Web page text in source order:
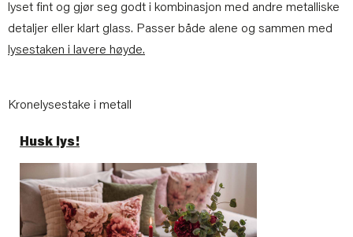
lyset fint og gjør seg godt i kombinasjon med andre metalliske
detaljer eller klart glass. Passer både alene og sammen med
lysestaken i lavere høyde.
Kronelysestake i metall
Husk lys!